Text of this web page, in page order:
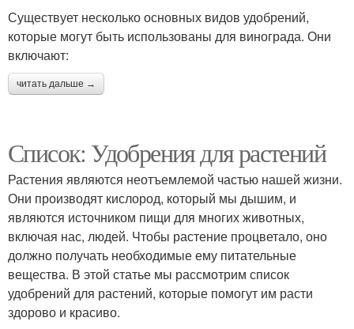
Существует несколько основных видов удобрений,
которые могут быть использованы для винограда. Они
включают:
читать дальше →
Список: Удобрения для растений
Растения являются неотъемлемой частью нашей жизни.
Они производят кислород, который мы дышим, и
являются источником пищи для многих животных,
включая нас, людей. Чтобы растение процветало, оно
должно получать необходимые ему питательные
вещества. В этой статье мы рассмотрим список
удобрений для растений, которые помогут им расти
здорово и красиво.